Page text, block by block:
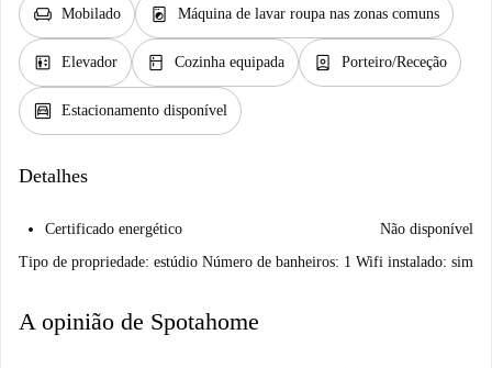
chair Mobilado local_laundry_service Máquina de lavar roupa nas zonas comuns
elevator Elevador kitchen Cozinha equipada person_book Porteiro/Receção
garage Estacionamento disponível
Detalhes
Certificado energético
Não disponível
Tipo de propriedade: estúdio Número de banheiros: 1 Wifi instalado: sim
A opinião de Spotahome